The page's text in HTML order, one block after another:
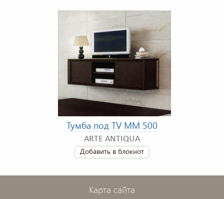
Тумба под TV MM 500
ARTE ANTIQUA
Добавить в блокнот
Карта сайта